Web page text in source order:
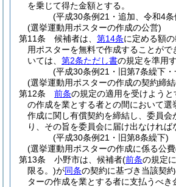
を乗じて得た金額とする。
(平成30条例21・追加、令和4
(選挙運動用ポスターの作成の公営)
第11条
候補者は、 第14条に定める額
用ポスターを無料で作成することがで
いては、 第2条ただし書の規定を準用す
(平成30条例21・旧第7条繰下・
(選挙運動用ポスターの作成の契約締
第12条
前条の規定の適用を受けよう
の作成を業とする者との間において選
作成に関し有償契約を締結し、委員会
り、その旨を委員会に届け出なければ
(平成30条例21・旧第8条繰下)
(選挙運動用ポスターの作成に係る公
第13条
小野市は、候補者(前条の規定
限る。)が同条の契約に基づき当該契
ターの作成を業とする者に支払うべき